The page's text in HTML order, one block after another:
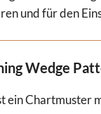
und für den
Wedge
ein Chartmuster